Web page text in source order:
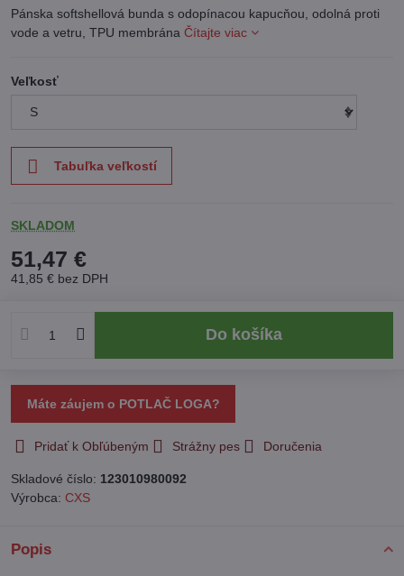
Pánska softshellová bunda s odopínacou kapucňou, odolná proti
vode a vetru, TPU membrána Čítajte viac
Veľkosť
Tabuľka veľkostí
SKLADOM
51,47 €
41,85 € bez DPH
Do košíka
Máte záujem o POTLAČ LOGA?
Pridať k Obľúbeným Strážny pes Doručenia
Skladové číslo: 123010980092
Výrobca: CXS
Popis